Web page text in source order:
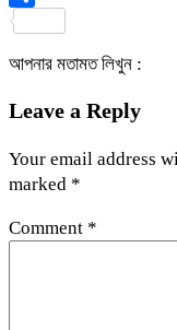
আপনার মতামত লিখুন :
Leave a Reply
Your email address
marked *
Comment *